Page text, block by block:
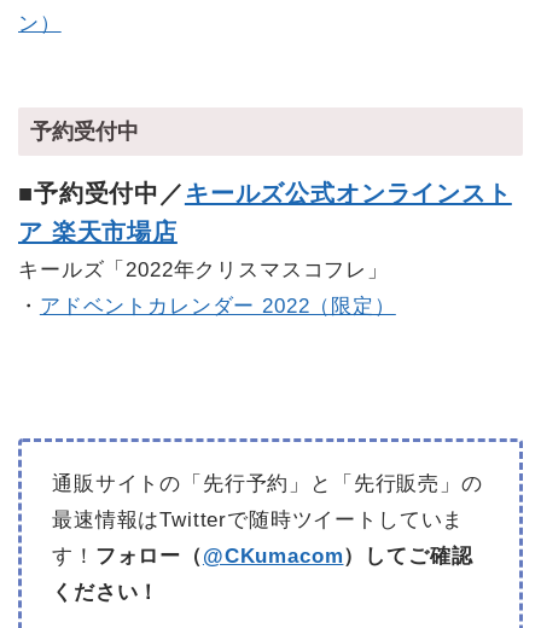
ン）
予約受付中
■予約受付中／ キールズ公式オンラインスト
ア 楽天市場店
キールズ「2022年クリスマスコフレ」
・ アドベントカレンダー 2022（限定）
通販サイトの「先行予約」と「先行販売」の
最速情報はTwitterで随時ツイートしていま
す！ フォロー（ @CKumacom）してご確認
ください！